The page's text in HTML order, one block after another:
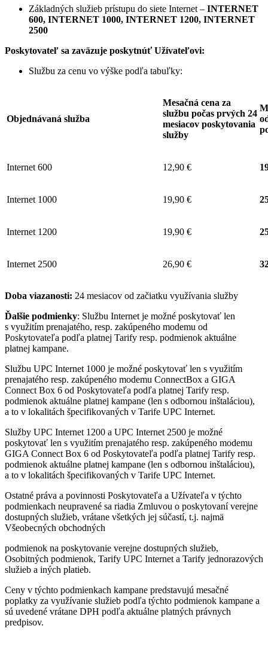
Základných služieb prístupu do siete Internet – INTERNET
600, INTERNET 1000, INTERNET 1200, INTERNET
2500
Poskytovateľ sa zaväzuje poskytnúť Užívateľovi:
Službu za cenu vo výške podľa tabuľky:
Objednávaná služba
Mesačná cena za
službu počas prvých 24
mesiacov poskytovania
služby
Internet 600 12,90 €
Internet 1000 19,90 €
Internet 1200 19,90 €
Internet 2500 26,90 €
Doba viazanosti: 24 mesiacov od začiatku využívania služby
Ďalšie podmienky: Službu Internet je možné poskytovať len
s využitím prenajatého, resp. zakúpeného modemu od
Poskytovateľa podľa platnej Tarify resp. podmienok aktuálne
platnej kampane.
Službu UPC Internet 1000 je možné poskytovať len s využitím
prenajatého resp. zakúpeného modemu ConnectBox a GIGA
Connect Box 6 od Poskytovateľa podľa platnej Tarify resp.
podmienok aktuálne platnej kampane (len s odbornou inštaláciou),
a to v lokalitách špecifikovaných v Tarife UPC Internet.
Služby UPC Internet 1200 a UPC Internet 2500 je možné
poskytovať len s využitím prenajatého resp. zakúpeného modemu
GIGA Connect Box 6 od Poskytovateľa podľa platnej Tarify resp.
podmienok aktuálne platnej kampane (len s odbornou inštaláciou),
a to v lokalitách špecifikovaných v Tarife UPC Internet.
Ostatné práva a povinnosti Poskytovateľa a Užívateľa v týchto
podmienkach neupravené sa riadia Zmluvou o poskytovaní verejne
dostupných služieb, vrátane všetkých jej súčastí, t.j. najmä
Všeobecných obchodných
podmienok na poskytovanie verejne dostupných služieb,
Osobitných podmienok, Tarify UPC Internet a Tarify jednorazových
služieb a iných platieb.
Ceny v týchto podmienkach kampane predstavujú mesačné
poplatky za využívanie služieb podľa týchto podmienok kampane a
sú uvedené vrátane DPH podľa aktuálne platných právnych
predpisov.